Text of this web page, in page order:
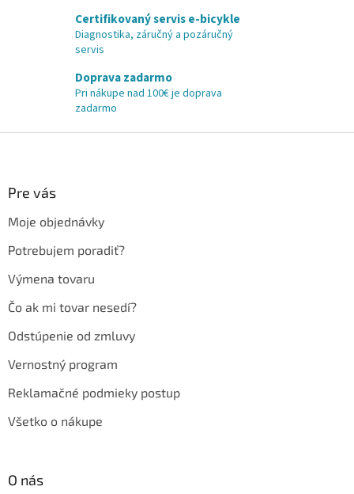
Certifikovaný servis e-bicykle
Diagnostika, záručný a pozáručný
servis
Doprava zadarmo
Pri nákupe nad 100€ je doprava
zadarmo
Pre vás
Moje objednávky
Potrebujem poradiť?
Výmena tovaru
Čo ak mi tovar nesedí?
Odstúpenie od zmluvy
Vernostný program
Reklamačné podmieky postup
Všetko o nákupe
O nás